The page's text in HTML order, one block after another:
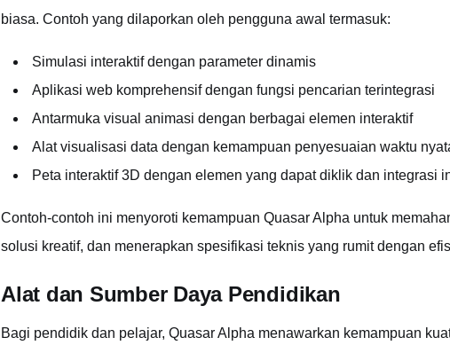
biasa. Contoh yang dilaporkan oleh pengguna awal termasuk:
Simulasi interaktif dengan parameter dinamis
Aplikasi web komprehensif dengan fungsi pencarian terintegrasi
Antarmuka visual animasi dengan berbagai elemen interaktif
Alat visualisasi data dengan kemampuan penyesuaian waktu
Peta interaktif 3D dengan elemen yang dapat diklik dan integrasi
Contoh-contoh ini menyoroti kemampuan Quasar Alpha untuk
solusi kreatif, dan menerapkan spesifikasi teknis yang rumit dengan
Alat dan Sumber Daya Pendidikan
Bagi pendidik dan pelajar, Quasar Alpha menawarkan kemampuan